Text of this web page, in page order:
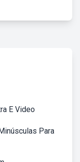
E Video
Para